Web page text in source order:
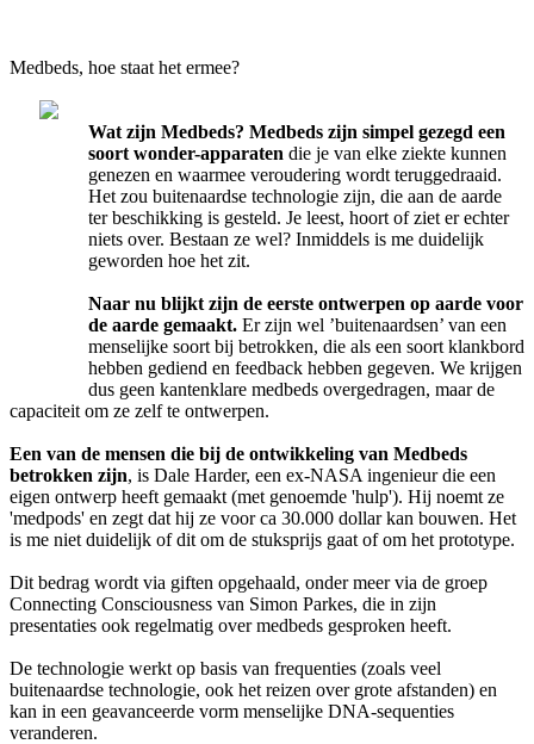
Medbeds, hoe staat het ermee?
Wat zijn Medbeds? Medbeds zijn simpel gezegd een
soort wonder-apparaten die je van elke ziekte kunnen
genezen en waarmee veroudering wordt teruggedraaid.
Het zou buitenaardse technologie zijn, die aan de aarde
ter beschikking is gesteld. Je leest, hoort of ziet er echter
niets over. Bestaan ze wel? Inmiddels is me duidelijk
geworden hoe het zit.
Naar nu blijkt zijn de eerste ontwerpen op aarde voor
de aarde gemaakt. Er zijn wel ’buitenaardsen’ van een
menselijke soort bij betrokken, die als een soort klankbord
hebben gediend en feedback hebben gegeven. We krijgen
dus geen kantenklare medbeds overgedragen, maar de
capaciteit om ze zelf te ontwerpen.
Een van de mensen die bij de ontwikkeling van Medbeds
betrokken zijn, is Dale Harder, een ex-NASA ingenieur die een
eigen ontwerp heeft gemaakt (met genoemde 'hulp'). Hij noemt ze
'medpods' en zegt dat hij ze voor ca 30.000 dollar kan bouwen. Het
is me niet duidelijk of dit om de stuksprijs gaat of om het prototype.
Dit bedrag wordt via giften opgehaald, onder meer via de groep
Connecting Consciousness van Simon Parkes, die in zijn
presentaties ook regelmatig over medbeds gesproken heeft.
De technologie werkt op basis van frequenties (zoals veel
buitenaardse technologie, ook het reizen over grote afstanden) en
kan in een geavanceerde vorm menselijke DNA-sequenties
veranderen.